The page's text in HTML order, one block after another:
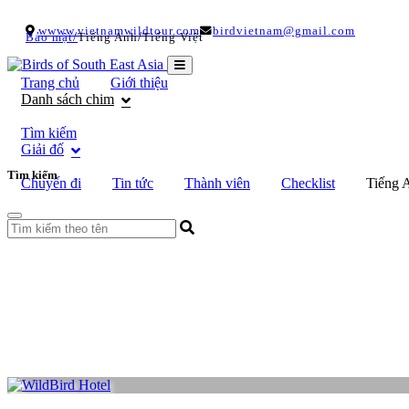
wwww.vietnamwildtour.com birdvietnam@gmail.com
Bảo mật/Tiếng Anh/Tiếng Việt
Trang chủ
Giới thiệu
Danh sách chim
Tìm kiếm
Giải đố
Chuyến đi Tin tức Thành viên Checklist Tiếng
Tìm kiếm